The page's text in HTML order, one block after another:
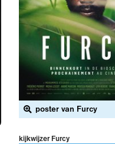
poster van Furcy
kijkwijzer Furcy